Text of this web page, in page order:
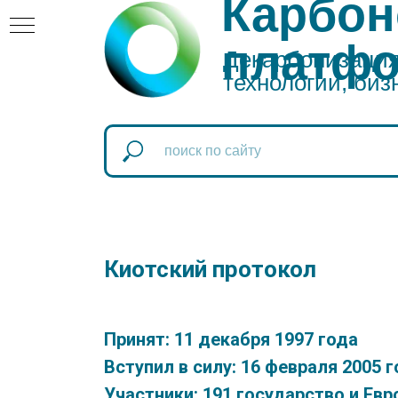
технологии,
Киотский протокол
Принят: 11 декабря 1997 года
Вступил в силу: 16 февраля 2005